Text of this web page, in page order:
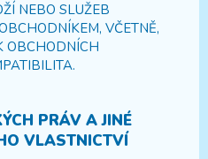
NEBO SLUŽEB
VČETNĚ,
OBCHODNÍCH
PRÁV A JINÉ
VLASTNICTVÍ